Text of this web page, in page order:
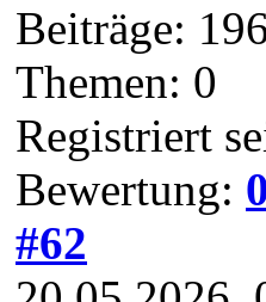
Beiträge:
Themen: 0
Registriert
Bewertung: 0
#62